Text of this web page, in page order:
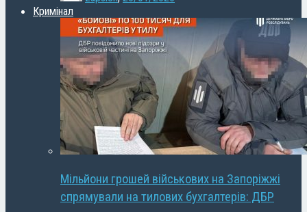
Кримінал
Мільйони грошей військових на Запоріжжі
спрямували на тилових бухгалтерів: ДБР